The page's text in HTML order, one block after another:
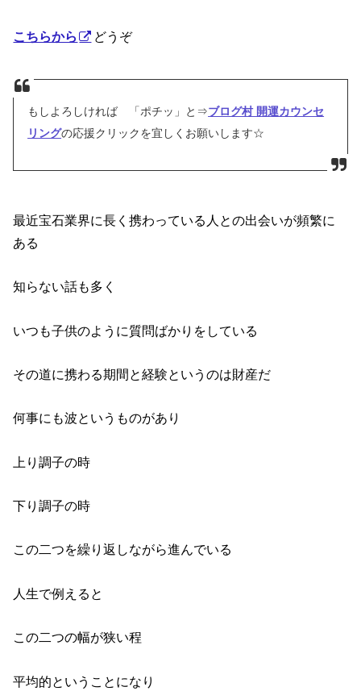
こちらから どうぞ
もしよろしければ 「ポチッ」と⇒ブログ村 開運カウンセ
リングの応援クリックを宜しくお願いします☆
最近宝石業界に長く携わっている人との出会いが頻繁に
ある
知らない話も多く
いつも子供のように質問ばかりをしている
その道に携わる期間と経験というのは財産だ
何事にも波というものがあり
上り調子の時
下り調子の時
この二つを繰り返しながら進んでいる
人生で例えると
この二つの幅が狭い程
平均的ということになり